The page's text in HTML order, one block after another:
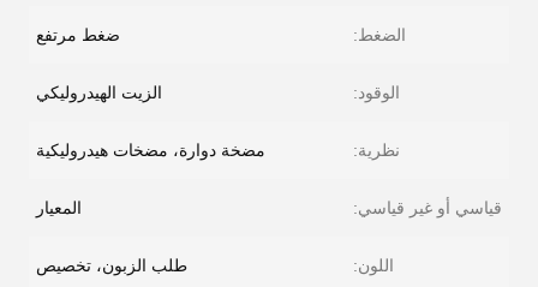
الضغط: ضغط مرتفع
الوقود: الزيت الهيدروليكي
نظرية: مضخة دوارة، مضخات هيدروليكية
قياسي أو غير قياسي: المعيار
اللون: طلب الزبون، تخصيص